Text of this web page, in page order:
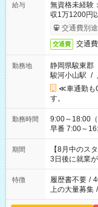
給与
無資格未経
収1万1200円
交通費別
交通費 交通
勤務地
静岡県駿東郡
駿河小山駅 /
≪車通勤も
す。
勤務時間
9:00～18:00（休憩60分） ■ご希
早番 7:00～
と休みを合わ
「できれば
ね。 ※Wワーク希望の方へ 今ご覧のお仕事で希望する勤務時間
と、もう1つ
合は応募でき
期間
【8月中のス
3日後に就業
特徴 履歴書不要 /
上の大量募集 /